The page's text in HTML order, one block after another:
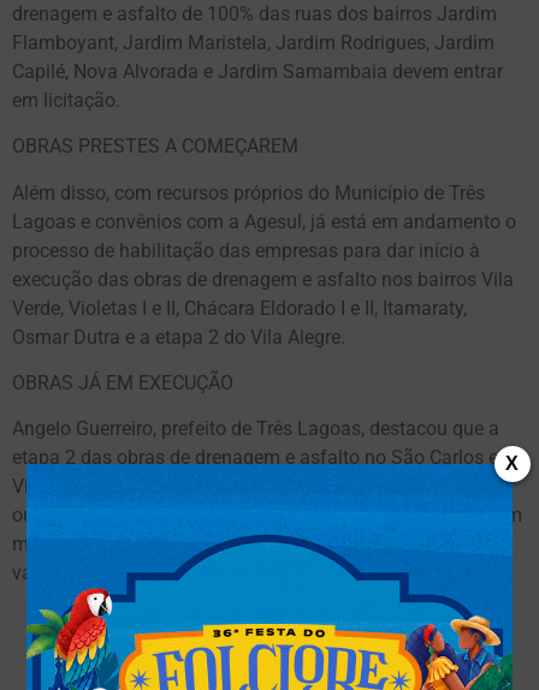
drenagem e asfalto de 100% das ruas dos bairros Jardim
Flamboyant, Jardim Maristela, Jardim Rodrigues, Jardim
Capilé, Nova Alvorada e Jardim Samambaia devem entrar
em licitação.
OBRAS PRESTES A COMEÇAREM
Além disso, com recursos próprios do Município de Três
Lagoas e convênios com a Agesul, já está em andamento o
processo de habilitação das empresas para dar início à
execução das obras de drenagem e asfalto nos bairros Vila
Verde, Violetas I e II, Chácara Eldorado I e II, Itamaraty,
Osmar Dutra e a etapa 2 do Vila Alegre.
OBRAS JÁ EM EXECUÇÃO
Angelo Guerreiro, prefeito de Três Lagoas, destacou que a
etapa 2 das obras de drenagem e asfalto no São Carlos e no
Vila Haro já estão a todo vapor. “Essas obras, assim como
outras que estamos executando em diversos bairros, trazem
mais conforto e mobilidade para os moradores, além de
valorizar imóveis e comércios da região”, comentou.
X